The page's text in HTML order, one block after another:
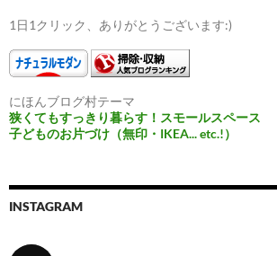
1日1クリック、ありがとうございます:)
にほんブログ村テーマ
狭くてもすっきり暮らす！スモールスペース
子どものお片づけ（無印・IKEA... etc.!）
INSTAGRAM